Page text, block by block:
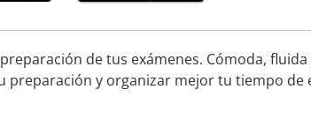
de tus exámenes. Cómoda,
y organizar mejor tu tiempo de